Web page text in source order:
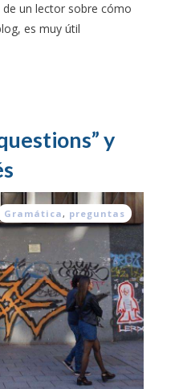
de un lector sobre cómo
es muy útil
y
Gramática, preguntas